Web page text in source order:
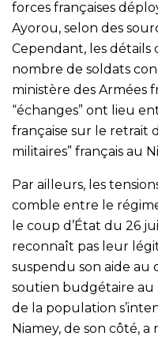
forces françaises
Ayorou, selon des
Cependant, les détails
nombre de soldats
ministère des Armées
“échanges” ont lieu
française sur le retrait
militaires” français au
Par ailleurs, les
comble entre le
le coup d’État du 26
reconnaît pas leur
suspendu son aide
soutien budgétaire au
de la population
Niamey, de son côté,